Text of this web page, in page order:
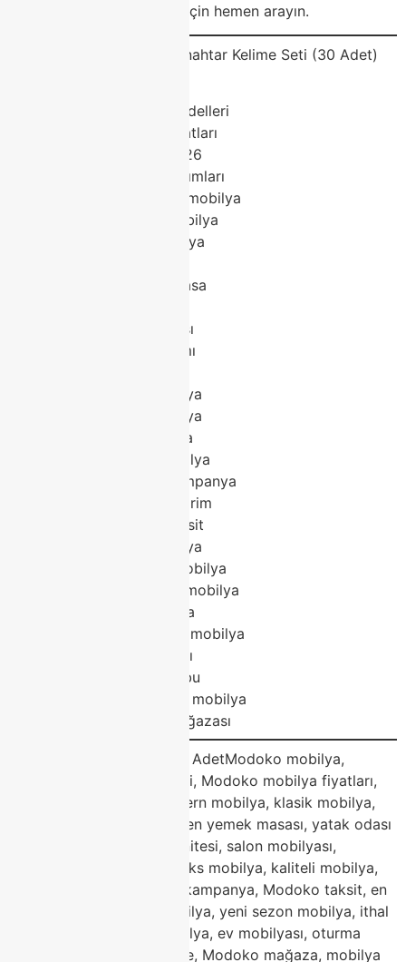
Telefon: Randevu ve bilgi için hemen arayın.
SEO ve Reklam Uyumlu Anahtar Kelime Seti (30 Adet)
Modoko mobilya modelleri
Modoko mobilya fiyatları
Modoko mobilya 2026
Modoko mobilya takımları
Classhome Modoko mobilya
Modoko modern mobilya
Modoko klasik mobilya
Modoko porselen masa
Modoko yemek odası
Modoko koltuk takımı
Modoko salon mobilya
Modoko trend mobilya
Modoko lüks mobilya
Modoko kaliteli mobilya
Modoko mobilya kampanya
Modoko mobilya indirim
Modoko mobilya taksit
Modoko en iyi mobilya
Modoko dayanıklı mobilya
Modoko yeni sezon mobilya
Modoko ithal mobilya
Modoko fonksiyonel mobilya
Modoko ev mobilyası
Modoko oturma grubu
Modoko dekorasyon mobilya
Modoko mobilya mağazası
Blog Etiketleri (Tags) – 30 AdetModoko mobilya,
Modoko mobilya modelleri, Modoko mobilya fiyatları,
Classhome Modoko, modern mobilya, klasik mobilya,
köşe koltuk takımı, porselen yemek masası, yatak odası
takımı, koltuk takımı, tv ünitesi, salon mobilyası,
Modoko 2026 trendleri, lüks mobilya, kaliteli mobilya,
Modoko indirim, mobilya kampanya, Modoko taksit, en
iyi mobilya, dayanıklı mobilya, yeni sezon mobilya, ithal
mobilya, fonksiyonel mobilya, ev mobilyası, oturma
grubu, Modoko Classhome, Modoko mağaza, mobilya